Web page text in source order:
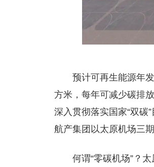
预计可再生能源年
方米，每年可减少碳排
深入贯彻落实国家“双碳
航产集团以太原机场三
何谓“零碳机场”？